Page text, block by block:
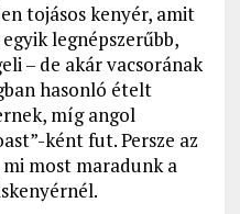
tojásos kenyér, amit
legnépszerűbb,
– de akár vacsorának
hasonló ételt
míg angol
ként fut. Persze az
most maradunk a